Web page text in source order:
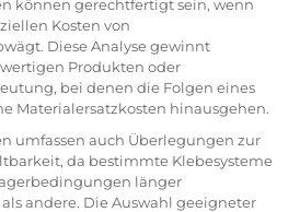
können gerechtfertigt sein, wenn
Kosten von
Diese Analyse gewinnt
Produkten oder
bei denen die Folgen eines
Materialersatzkosten hinausgehen.
umfassen auch Überlegungen zur
da bestimmte Klebesysteme
länger
andere. Die Auswahl geeigneter